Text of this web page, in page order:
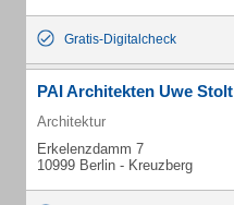
Gratis-Digitalcheck
PAI Architekten Uwe Stolt
Architektur
Erkelenzdamm 7
10999 Berlin - Kreuzberg